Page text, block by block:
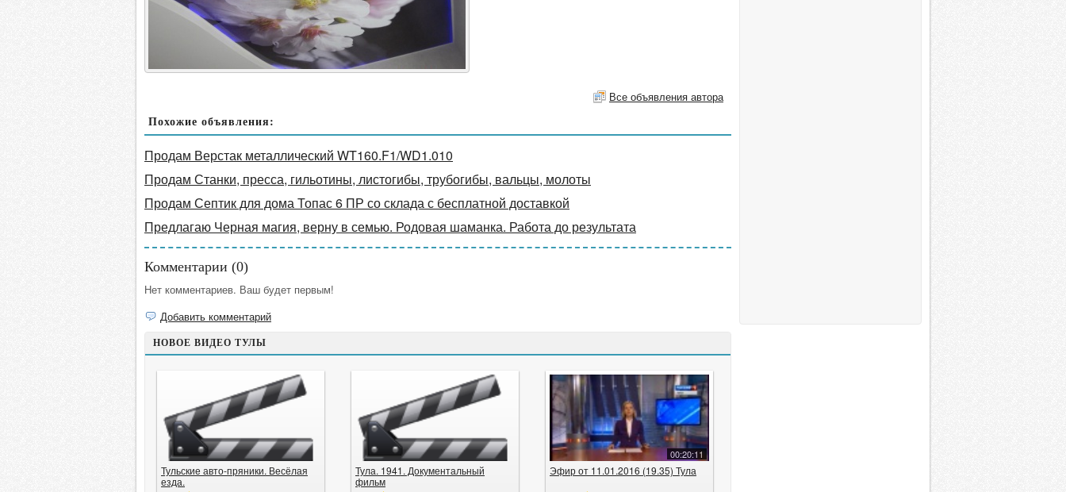
Все объявления автора
Похожие объявления:
Продам Верстак металлический WT160.F1/WD1.010
Продам Станки, пресса, гильотины, листогибы, трубогибы, вальцы, молоты
Продам Септик для дома Топас 6 ПР со склада с бесплатной доставкой
Предлагаю Черная магия, верну в семью. Родовая шаманка. Работа до результата
Комментарии (0)
Нет комментариев. Ваш будет первым!
Добавить комментарий
НОВОЕ ВИДЕО ТУЛЫ
Тульские авто-пряники. Весёлая
езда.
Тула. 1941. Документальный
фильм
00:20:11
Эфир от 11.01.2016 (19.35) Тула